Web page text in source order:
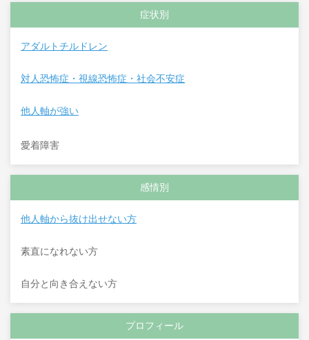
症状別
アダルトチルドレン
対人恐怖症・視線恐怖症・社会不安症
他人軸が強い
愛着障害
感情別
他人軸から抜け出せない方
素直になれない方
自分と向き合えない方
プロフィール